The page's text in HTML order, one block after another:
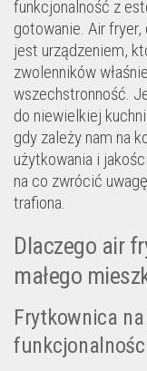
funkcjonalność z
gotowanie. Air
jest urządzeniem,
zwolenników
wszechstronność.
do niewielkiej
gdy zależy nam na
użytkowania i
na co zwrócić
trafiona.
Dlaczego air
małego
Frytkownica